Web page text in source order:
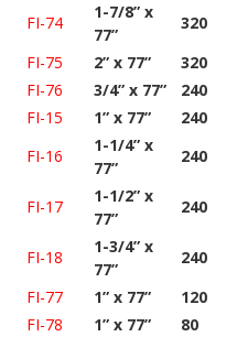
FI-74
1-7/8” x
77”
320
FI-75
2” x 77”
320
FI-76
3/4” x 77”
240
FI-15
1” x 77”
240
FI-16
1-1/4” x
77”
240
FI-17
1-1/2” x
77”
240
FI-18
1-3/4” x
77”
240
FI-77
1” x 77”
120
FI-78
1” x 77” 80